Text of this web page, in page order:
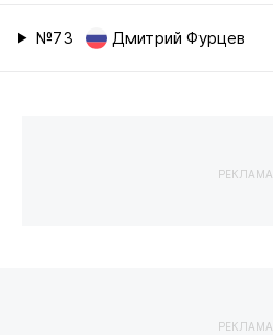
№73 Дмитрий Фурцев
РЕКЛАМА
РЕКЛАМА